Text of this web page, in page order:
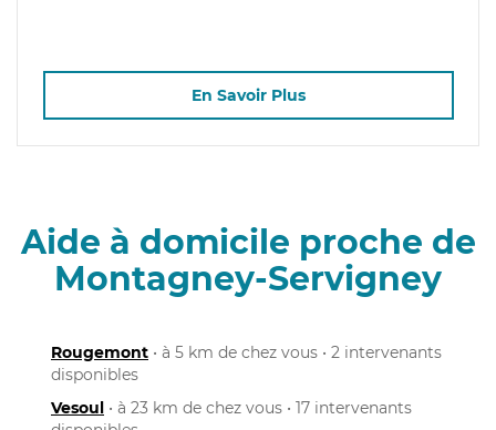
En Savoir Plus
Aide à domicile proche de
Montagney-Servigney
Rougemont • à 5 km de chez vous • 2 intervenants
disponibles
Vesoul • à 23 km de chez vous • 17 intervenants